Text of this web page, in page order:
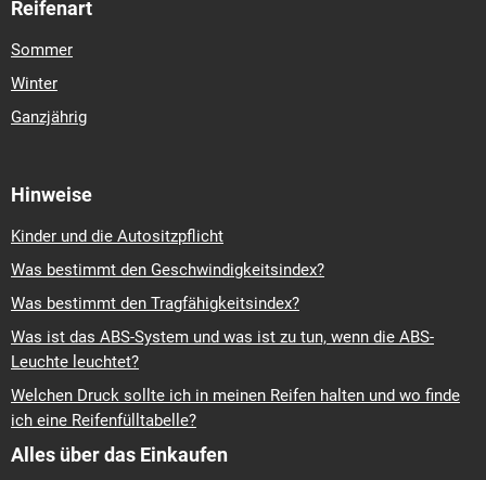
Reifenart
Sommer
Winter
Ganzjährig
Hinweise
Kinder und die Autositzpflicht
Was bestimmt den Geschwindigkeitsindex?
Was bestimmt den Tragfähigkeitsindex?
Was ist das ABS-System und was ist zu tun, wenn die ABS-
Leuchte leuchtet?
Welchen Druck sollte ich in meinen Reifen halten und wo finde
ich eine Reifenfülltabelle?
Alles über das Einkaufen